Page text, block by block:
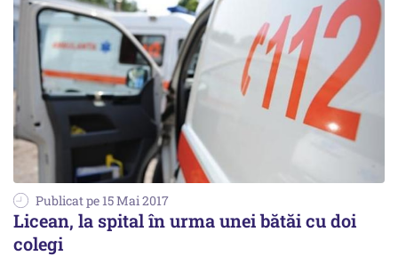
Publicat pe 15 Mai 2017
Licean, la spital în urma unei bătăi cu doi
colegi